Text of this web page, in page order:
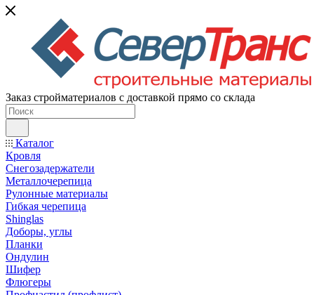
Заказ стройматериалов с доставкой прямо со склада
Каталог
Кровля
Снегозадержатели
Металлочерепица
Рулонные материалы
Гибкая черепица
Shinglas
Доборы, углы
Планки
Ондулин
Шифер
Флюгеры